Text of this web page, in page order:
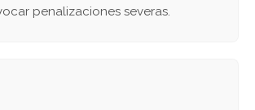
penalizaciones severas.